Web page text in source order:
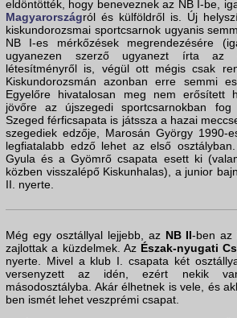
eldöntötték, hogy beneveznek az NB I-be,
Magyarországról és külföldről is. Új
kiskundorozsmai sportcsarnok ugyanis
NB I-es mérkőzések megrendezésére
ugyanezen szerző ugyanezt írta az
létesítményről is, végül ott mégis csak
Kiskundorozsmán azonban erre semmi
Egyelőre hivatalosan meg nem erősített
jövőre az újszegedi sportcsarnokban
Szeged férficsapata is játssza a hazai
szegediek edzője, Marosán György 1990-
legfiatalabb edző lehet az első
Gyula és a Gyömrő csapata esett ki
közben visszalépő Kiskunhalas), a junior
II. nyerte.
Még egy osztállyal lejjebb, az NB II-ben az
zajlottak a küzdelmek. Az Észak-nyugati
nyerte. Mivel a klub I. csapata két
versenyzett az idén, ezért nekik
másodosztályba. Akár élhetnek is vele, és
ben ismét lehet veszprémi csapat.